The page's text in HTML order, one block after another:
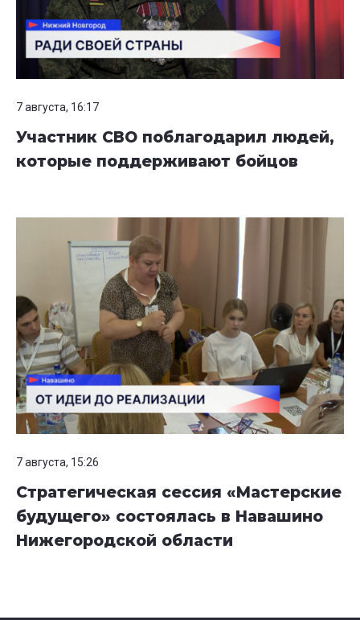
7 августа, 16:17
Участник СВО поблагодарил людей,
которые поддерживают бойцов
7 августа, 15:26
Стратегическая сессия «Мастерские
будущего» состоялась в Навашино
Нижегородской области